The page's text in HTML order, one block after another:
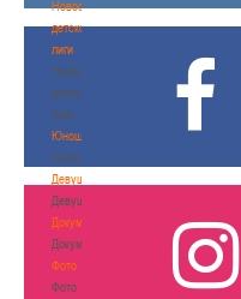
Новости
детской
лиги
Новости
детской
лиги
Юноши
Юноши
Девушки
Девушки
Документы
Документы
Фото
Фото